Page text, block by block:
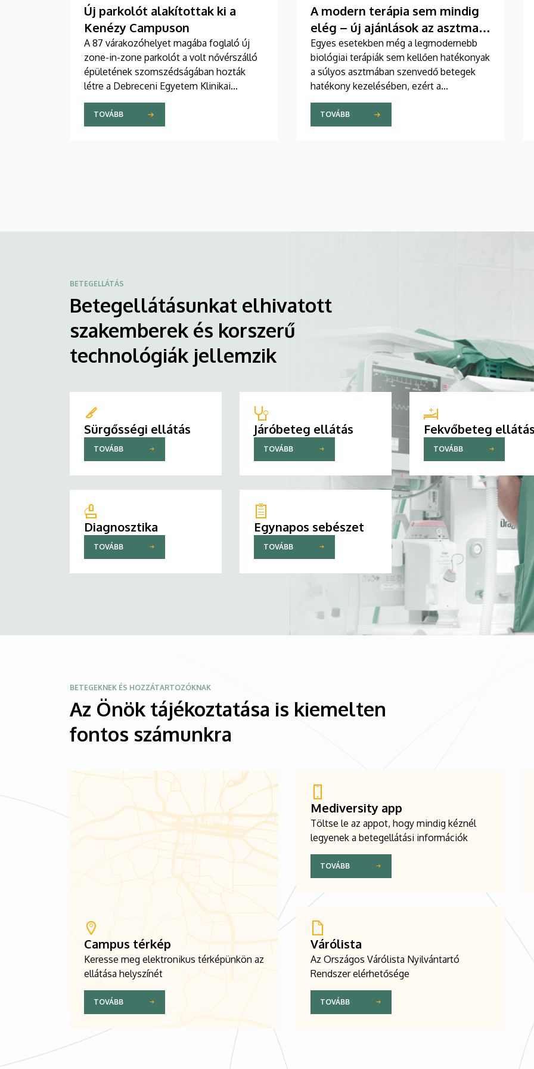
Új parkolót alakítottak ki a
Kenézy Campuson
A 87 várakozóhelyet magába foglaló új
zone-in-zone parkolót a volt nővérszálló
épületének szomszédságában hozták
létre a Debreceni Egyetem Klinikai
Központ Kenézy Gyula Campusán. Az új
területet várhatóan augusztusban nyitják
meg a járművek előtt.
TOVÁBB
A modern terápia sem mindig
elég – új ajánlások az asztma
kezelésében
Egyes esetekben még a legmodernebb
biológiai terápiák sem kellően hatékonyak
a súlyos asztmában szenvedő betegek
hatékony kezelésében, ezért a
szakemberek az új gyógyszerek
kifejlesztésére irányuló kutatások
felgyorsítását sürgetik. A témában a
TOVÁBB
BETEGELLÁTÁS
Betegellátásunkat elhivatott
szakemberek és korszerű
technológiák jellemzik
Sürgősségi ellátás
TOVÁBB
Járóbeteg ellátás
TOVÁBB
Fekvőbeteg
TOVÁBB
Diagnosztika
TOVÁBB
Egynapos sebészet
TOVÁBB
BETEGEKNEK ÉS HOZZÁTARTOZÓKNAK
Az Önök tájékoztatása is kiemelten
fontos számunkra
Campus térkép
Keresse meg elektronikus térképünkön az
ellátása helyszínét
TOVÁBB
Mediversity app
Töltse le az appot, hogy mindig kéznél
legyenek a betegellátási információk
TOVÁBB
Várólista
Az Országos Várólista Nyilvántartó
Rendszer elérhetősége
TOVÁBB